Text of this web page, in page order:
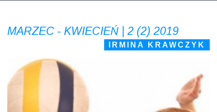
MARZEC - KWIECIEŃ | 2 (2) 2019
IRMINA KRAWCZYK